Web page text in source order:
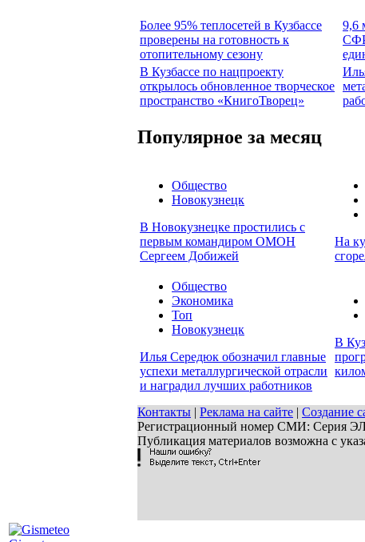
Более 95% теплосетей в Кузбассе
проверены на готовность к
отопительному сезону
9,6
СФР
В Кузбассе по нацпроекту
открылось обновленное творческое
пространство «КнигоТворец»
Популярное за месяц
Общество
Новокузнецк
В Новокузнецке простились с
первым командиром ОМОН
Сергеем Добижей
На
Общество
Экономика
Топ
Новокузнецк
Илья Середюк обозначил главные
успехи металлургической отрасли
и наградил лучших работников
В
Контакты | Реклама на сайте | Создание
Регистрационный номер СМИ: Серия
Публикация материалов возможна с